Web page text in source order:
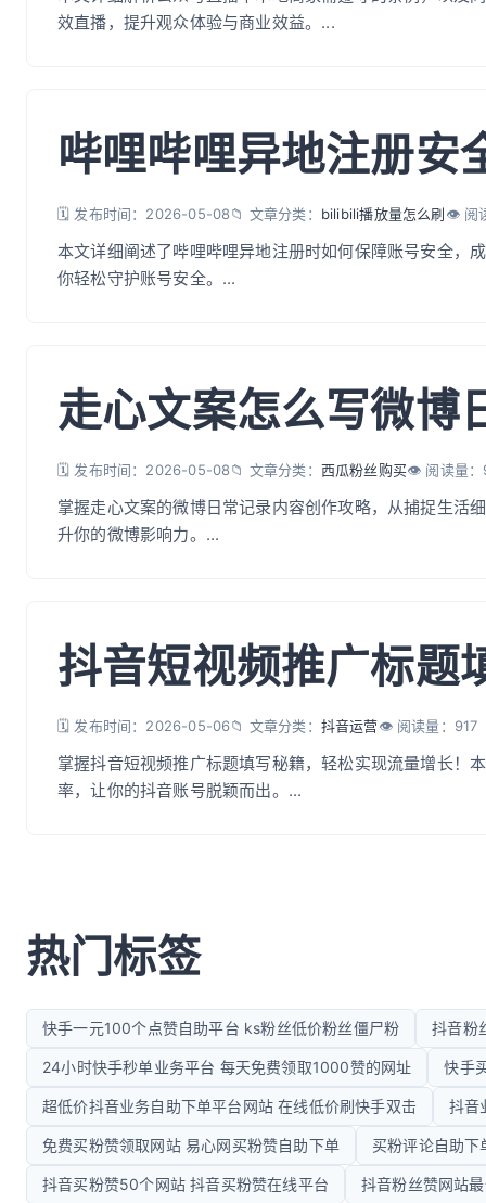
效直播，提升观众体验与商业效益。...
哔哩哔哩异地注册安
🗓️ 发布时间：2026-05-08📁 文章分类： bilibili播放量怎么刷👁️ 阅
本文详细阐述了哔哩哔哩异地注册时如何保障账号安全，
你轻松守护账号安全。...
走心文案怎么写微博
🗓️ 发布时间：2026-05-08📁 文章分类： 西瓜粉丝购买👁️ 阅读量
掌握走心文案的微博日常记录内容创作攻略，从捕捉生活
升你的微博影响力。...
抖音短视频推广标题
🗓️ 发布时间：2026-05-06📁 文章分类： 抖音运营👁️ 阅读量：917
掌握抖音短视频推广标题填写秘籍，轻松实现流量增长！
率，让你的抖音账号脱颖而出。...
热门标签
快手一元100个点赞自助平台 ks粉丝低价粉丝僵尸粉 抖音粉
24小时快手秒单业务平台 每天免费领取1000赞的网址 快手
超低价抖音业务自助下单平台网站 在线低价刷快手双击 抖音
免费买粉赞领取网站 易心网买粉赞自助下单 买粉评论自助
抖音买粉赞50个网站 抖音买粉赞在线平台 抖音粉丝赞网站